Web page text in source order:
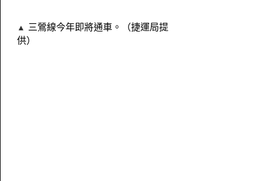
三鶯線今年即將通車。（捷運局提
供）